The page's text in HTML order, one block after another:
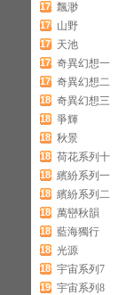
175 飄渺
176 山野
177 天池
178 奇異幻想一
179 奇異幻想二
180 奇異幻想三
181 爭輝
182 秋景
183 荷花系列十
184 繽紛系列一
185 繽紛系列二
186 萬巒秋韻
187 藍海獨行
188 光源
189 宇宙系列7
190 宇宙系列8